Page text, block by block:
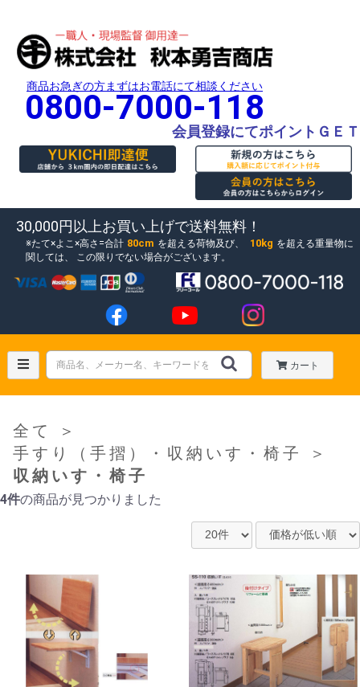
商品お急ぎの方まずはお電話にて相談ください
0800-7000-118
会員登録にてポイントＧＥＴ
30,000円以上お買い上げで送料無料！
たて×よこ×高さ=合計 80cm を超える荷物及び、 10kg を超える重量物に
関しては、
この限りでない場合がございます。
カート
全て
＞
手すり（手摺）・収納いす・椅子
＞
収納いす・椅子
4件の商品が見つかりました